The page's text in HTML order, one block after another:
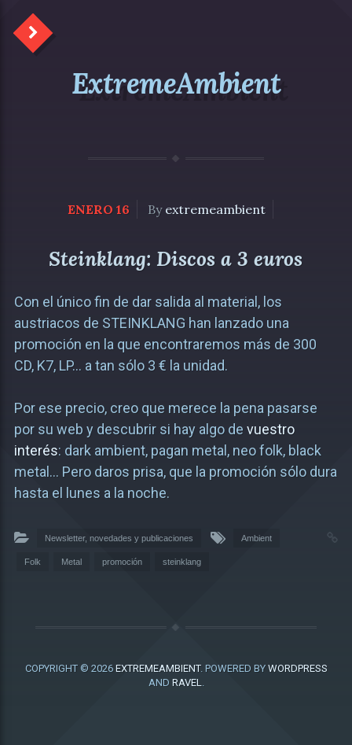
ExtremeAmbient
ENERO 16 By extremeambient
Steinklang: Discos a 3 euros
Con el único fin de dar salida al material, los
austriacos de STEINKLANG han lanzado una
promoción en la que encontraremos más de 300
CD, K7, LP… a tan sólo 3 € la unidad.
Por ese precio, creo que merece la pena pasarse
por su web y descubrir si hay algo de vuestro
interés: dark ambient, pagan metal, neo folk, black
metal… Pero daros prisa, que la promoción sólo dura
hasta el lunes a la noche.
Newsletter, novedades y publicaciones Ambient
Folk Metal promoción steinklang
COPYRIGHT © 2026 EXTREMEAMBIENT. POWERED BY WORDPRESS
AND RAVEL.